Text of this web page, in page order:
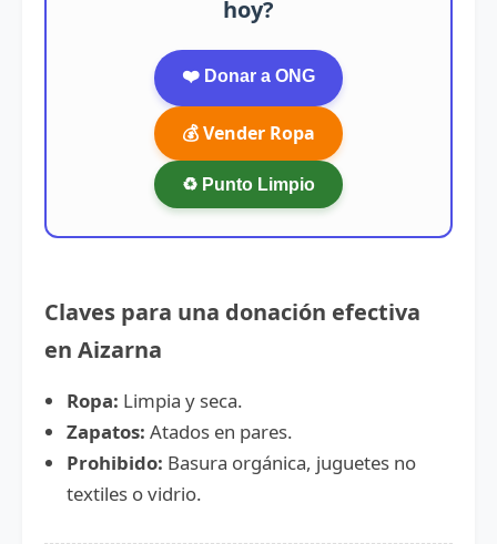
hoy?
❤️ Donar a ONG
💰 Vender Ropa
♻️ Punto Limpio
Claves para una donación efectiva
en Aizarna
Ropa: Limpia y seca.
Zapatos: Atados en pares.
Prohibido: Basura orgánica, juguetes no
textiles o vidrio.